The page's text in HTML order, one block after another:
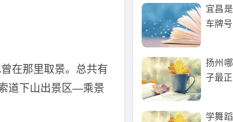
在那里取景。总共有
道下山出景区—乘景
宜昌
车牌号
扬州
子最
学舞